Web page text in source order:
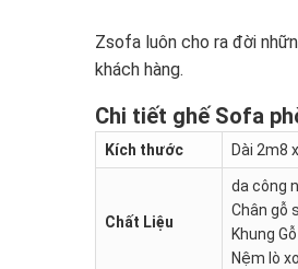
Zsofa luôn cho ra đời
khách hàng.
Chi tiết ghế Sofa
Kích thước Dài 2m8
Chất Liệu
da công
Chân gỗ
Khung
Nệm lò